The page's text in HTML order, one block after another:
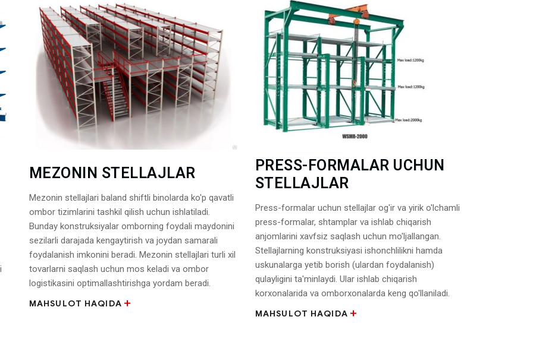
MEZONIN STELLAJLAR
Mezonin stellajlari baland shiftli binolarda ko'p qavatli
ombor tizimlarini tashkil qilish uchun ishlatiladi.
Bunday konstruksiyalar omborning foydali maydonini
sezilarli darajada kengaytirish va joydan samarali
foydalanish imkonini beradi. Mezonin stellajlari turli xil
tovarlarni saqlash uchun mos keladi va ombor
logistikasini optimallashtirishga yordam beradi.
MAHSULOT HAQIDA
PRESS-FORMALAR UCHUN
STELLAJLAR
Press-formalar uchun stellajlar og'ir va yirik o'lchamli
press-formalar, shtamplar va ishlab chiqarish
anjomlarini xavfsiz saqlash uchun mo'ljallangan.
Stellajlarning konstruksiyasi ishonchlilikni hamda
uskunalarga yetib borish (ulardan foydalanish)
qulayligini ta'minlaydi. Ular ishlab chiqarish
korxonalarida va omborxonalarda keng qo'llaniladi.
MAHSULOT HAQIDA